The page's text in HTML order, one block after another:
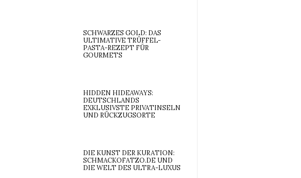
SCHWARZES GOLD: DAS
ULTIMATIVE TRÜFFEL-
PASTA-REZEPT FÜR
GOURMETS
HIDDEN HIDEAWAYS:
DEUTSCHLANDS
EXKLUSIVSTE PRIVATINSELN
UND RÜCKZUGSORTE
DIE KUNST DER KURATION:
SCHMACKOFATZO.DE UND
DIE WELT DES ULTRA-LUXUS